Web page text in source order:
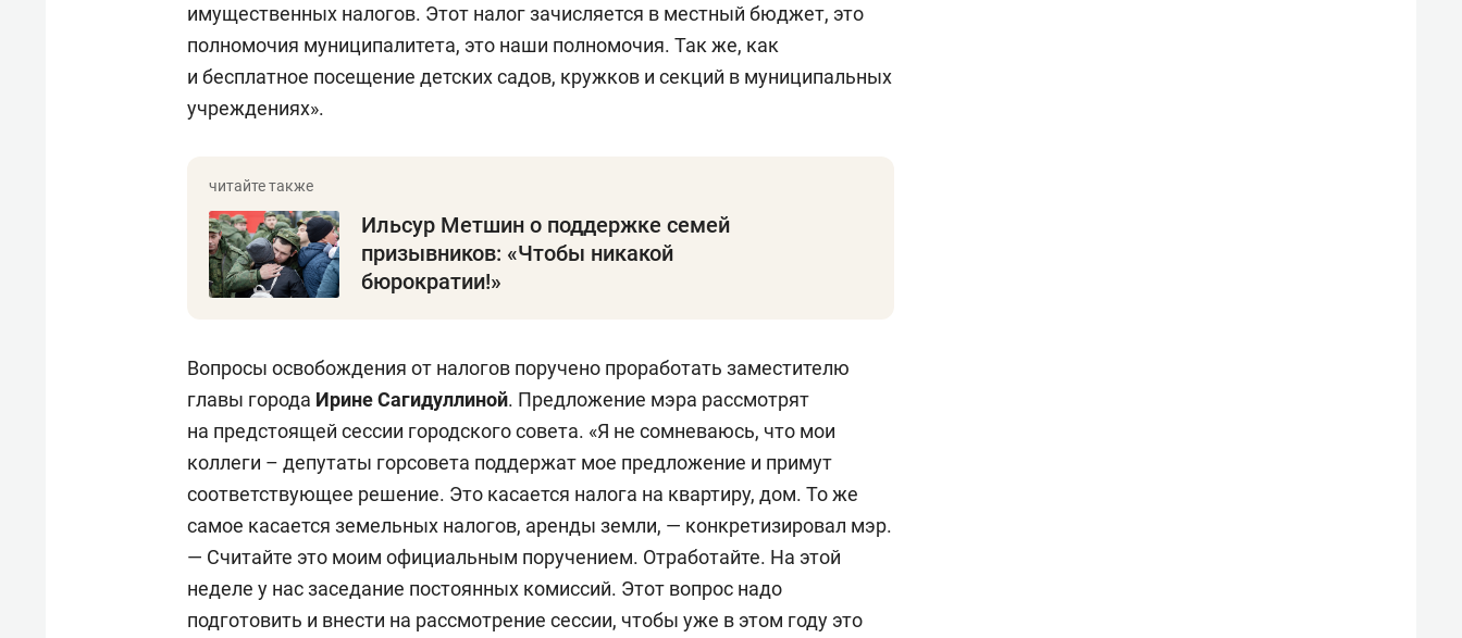
имущественных налогов. Этот налог зачисляется в местный бюджет, это
полномочия муниципалитета, это наши полномочия. Так же, как
и бесплатное посещение детских садов, кружков и секций в муниципальных
учреждениях».
Ильсур Метшин о поддержке семей
призывников: «Чтобы никакой
бюрократии!»
Вопросы освобождения от налогов поручено проработать заместителю
главы города Ирине Сагидуллиной. Предложение мэра рассмотрят
на предстоящей сессии городского совета. «Я не сомневаюсь, что мои
коллеги – депутаты горсовета поддержат мое предложение и примут
соответствующее решение. Это касается налога на квартиру, дом. То же
самое касается земельных налогов, аренды земли, — конкретизировал мэр.
— Считайте это моим официальным поручением. Отработайте. На этой
неделе у нас заседание постоянных комиссий. Этот вопрос надо
подготовить и внести на рассмотрение сессии, чтобы уже в этом году это